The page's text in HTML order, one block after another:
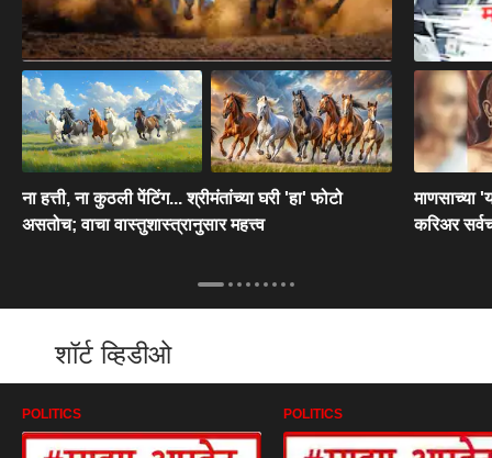
ना हत्ती, ना कुठली पेंटिंग... श्रीमंतांच्या घरी 'हा' फोटो
असतोच; वाचा वास्तुशास्त्रानुसार महत्त्व
माणसाच्या
करिअर
शॉर्ट व्हिडीओ
POLITICS POLITICS